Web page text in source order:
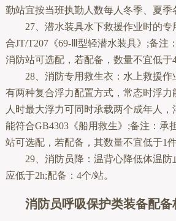
勤站宜按当班执勤人数每人冬季、夏季
27、潜水装具水下救援作业时的
合JT/T207《69-Ⅲ型轻潜水装具》;备注
消防站可选配，若配备，数量不宜低于4
28、消防专用救生衣：水上救援
有两种复合浮力配置方式，常态时浮力
人时最大浮力可同时承载两个成年人，
能符合GB4303《船用救生》;备注：承
站可选配，若配备，其数量不宜低于1件
29、消防员降：温背心降低体温
应低于2h;配备：4个/站。
消防员呼吸保护类装备配备